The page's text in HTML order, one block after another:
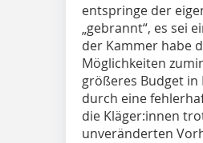
entspringe der
„gebrannt“, es sei
der Kammer habe
Möglichkeiten
größeres Budget in
durch eine
die Kläger:innen
unveränderten